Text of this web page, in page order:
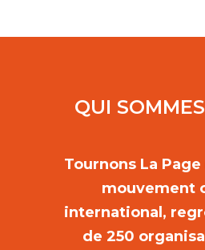
QUI
Tournons La Page
mouvement
international,
de 250